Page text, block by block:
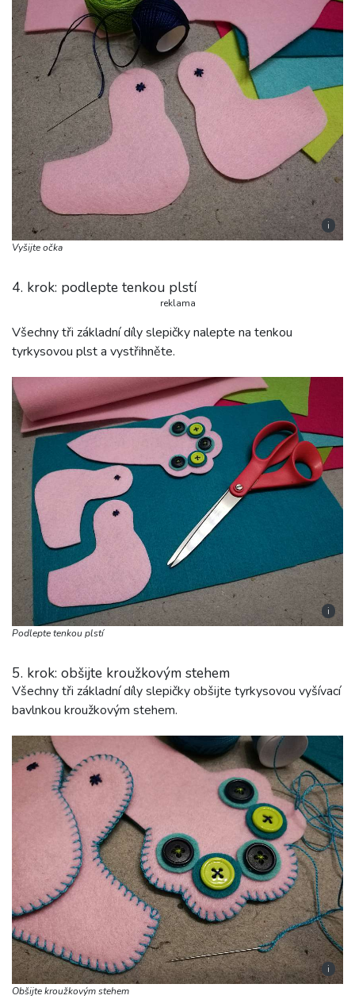
i
Vyšijte očka
4. krok: podlepte tenkou plstí
reklama
Všechny tři základní díly slepičky nalepte na tenkou
tyrkysovou plst a vystřihněte.
i
Podlepte tenkou plstí
5. krok: obšijte kroužkovým stehem
Všechny tři základní díly slepičky obšijte tyrkysovou vyšívací
bavlnkou kroužkovým stehem.
i
Obšijte kroužkovým stehem